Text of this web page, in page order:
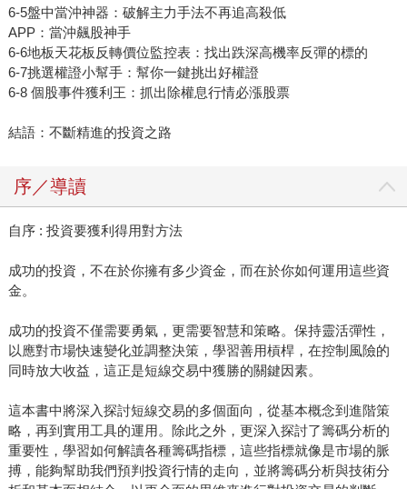
6-5盤中當沖神器：破解主力手法不再追高殺低
APP：當沖飆股神手
6-6地板天花板反轉價位監控表：找出跌深高機率反彈的標的
6-7挑選權證小幫手：幫你一鍵挑出好權證
6-8 個股事件獲利王：抓出除權息行情必漲股票
結語：不斷精進的投資之路
序／導讀
自序 : 投資要獲利得用對方法
成功的投資，不在於你擁有多少資金，而在於你如何運用這些資
金。
成功的投資不僅需要勇氣，更需要智慧和策略。保持靈活彈性，
以應對市場快速變化並調整決策，學習善用槓桿，在控制風險的
同時放大收益，這正是短線交易中獲勝的關鍵因素。
這本書中將深入探討短線交易的多個面向，從基本概念到進階策
略，再到實用工具的運用。除此之外，更深入探討了籌碼分析的
重要性，學習如何解讀各種籌碼指標，這些指標就像是市場的脈
搏，能夠幫助我們預判投資行情的走向，並將籌碼分析與技術分